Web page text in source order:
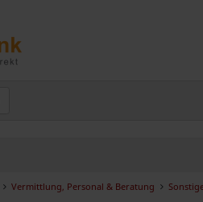
Vermittlung, Personal & Beratung